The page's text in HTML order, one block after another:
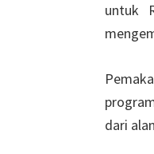
untuk
dari